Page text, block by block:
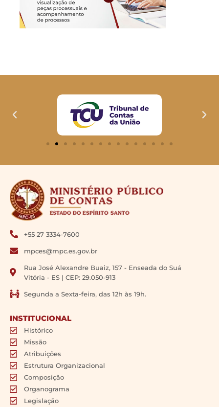
+55 27 3334-7600
mpces@mpc.es.gov.br
Rua José Alexandre Buaiz, 157 - Enseada do Suá
Vitória - ES | CEP: 29.050-913
Segunda a Sexta-feira, das 12h às 19h.
INSTITUCIONAL
Histórico
Missão
Atribuições
Estrutura Organizacional
Composição
Organograma
Legislação